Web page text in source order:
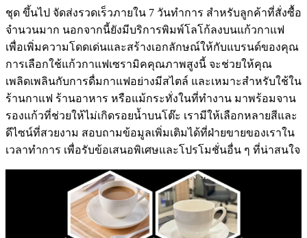
ชุด ขึ้นไป จัดส่งรวดเร็วภายใน 7 วันทำการ สำหรับลูกค้าที่สั่งซื้อ
จำนวนมาก นอกจากนี้ยังมีบริการพิมพ์โลโก้ลงบนแก้วกาแฟ
เพื่อเพิ่มความโดดเด่นและสร้างเอกลักษณ์ให้กับแบรนด์ของคุณ
การเลือกใช้แก้วกาแฟเซรามิคคุณภาพสูงนี้ จะช่วยให้คุณ
เพลิดเพลินกับการดื่มกาแฟอย่างมีสไตล์ และเหมาะสำหรับใช้ใน
ร้านกาแฟ ร้านอาหาร หรือแม้กระทั่งในที่ทำงาน มาพร้อมจาน
รองแก้วที่ช่วยให้ไม่เกิดรอยน้ำบนโต๊ะ เรามีให้เลือกหลายสีและ
ดีไซน์ที่สวยงาม สอบถามข้อมูลเพิ่มเติมได้ที่ฝ่ายขายของเราใน
เวลาทำการ เพื่อรับข้อเสนอพิเศษและโปรโมชั่นอื่น ๆ ที่น่าสนใจ